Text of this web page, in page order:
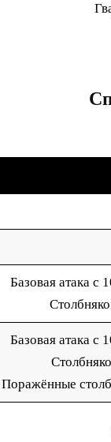
Базовая атака с
Базовая атака с
Поражённые